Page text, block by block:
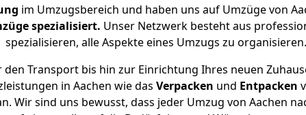
im Umzugsbereich und haben uns auf Umzüge von
spezialisiert. Unser Netzwerk besteht aus
spezialisieren, alle Aspekte eines Umzugs zu organisieren.
Transport bis hin zur Einrichtung Ihres neuen
in Aachen wie das Verpacken und Entpacken
Wir sind uns bewusst, dass jeder Umzug von Aachen